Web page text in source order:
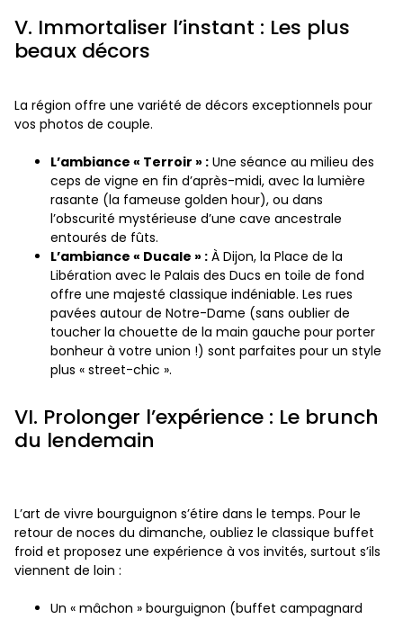
V. Immortaliser l’instant : Les plus
beaux décors
La région offre une variété de décors exceptionnels pour
vos photos de couple.
L’ambiance « Terroir » : Une séance au milieu des
ceps de vigne en fin d’après-midi, avec la lumière
rasante (la fameuse golden hour), ou dans
l’obscurité mystérieuse d’une cave ancestrale
entourés de fûts.
L’ambiance « Ducale » : À Dijon, la Place de la
Libération avec le Palais des Ducs en toile de fond
offre une majesté classique indéniable. Les rues
pavées autour de Notre-Dame (sans oublier de
toucher la chouette de la main gauche pour porter
bonheur à votre union !) sont parfaites pour un style
plus « street-chic ».
VI. Prolonger l’expérience : Le brunch
du lendemain
L’art de vivre bourguignon s’étire dans le temps. Pour le
retour de noces du dimanche, oubliez le classique buffet
froid et proposez une expérience à vos invités, surtout s’ils
viennent de loin :
Un « mâchon » bourguignon (buffet campagnard